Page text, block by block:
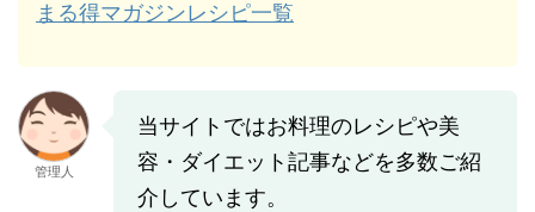
まる得マガジンレシピ一覧
管理人
当サイトではお料理のレシピや美
容・ダイエット記事などを多数ご紹
介しています。